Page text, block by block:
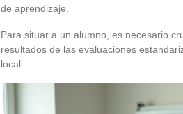
de aprendizaje.
Para situar a un alumno, es necesario
resultados de las evaluaciones
local.